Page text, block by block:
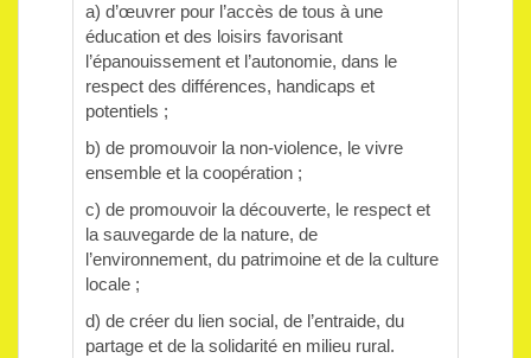
a) d’œuvrer pour l’accès de tous à une
éducation et des loisirs favorisant
l’épanouissement et l’autonomie, dans le
respect des différences, handicaps et
potentiels ;
b) de promouvoir la non-violence, le vivre
ensemble et la coopération ;
c) de promouvoir la découverte, le respect et
la sauvegarde de la nature, de
l’environnement, du patrimoine et de la culture
locale ;
d) de créer du lien social, de l’entraide, du
partage et de la solidarité en milieu rural.